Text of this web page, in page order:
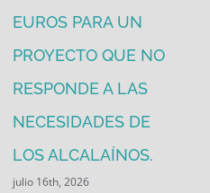
EUROS PARA UN
PROYECTO QUE NO
RESPONDE A LAS
NECESIDADES DE
LOS ALCALAÍNOS.
julio 16th, 2026